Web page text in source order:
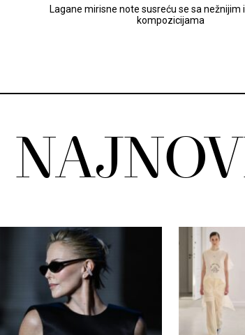
Lagane mirisne note susreću se sa nežnijim
kompozicijama